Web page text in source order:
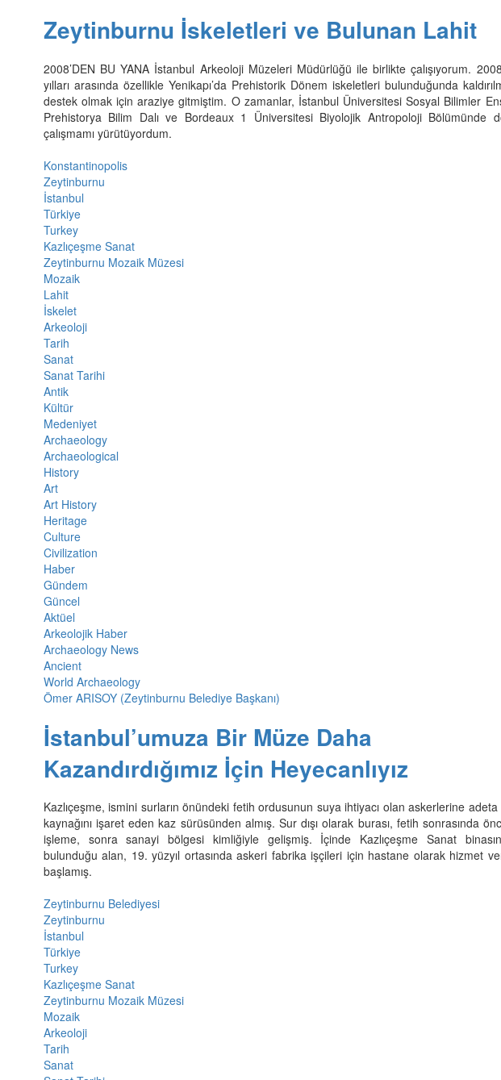
Zeytinburnu İskeletleri ve Bulunan Lahit
2008’DEN BU YANA İstanbul Arkeoloji Müzeleri Müdürlüğü ile birlikte çalışıyorum.
yılları arasında özellikle Yenikapı’da Prehistorik Dönem iskeletleri bulunduğunda
destek olmak için araziye gitmiştim. O zamanlar, İstanbul Üniversitesi Sosyal Bilimler
Prehistorya Bilim Dalı ve Bordeaux 1 Üniversitesi Biyolojik Antropoloji Bölümünde
çalışmamı yürütüyordum.
Konstantinopolis
Zeytinburnu
İstanbul
Türkiye
Turkey
Kazlıçeşme Sanat
Zeytinburnu Mozaik Müzesi
Mozaik
Lahit
İskelet
Arkeoloji
Tarih
Sanat
Sanat Tarihi
Antik
Kültür
Medeniyet
Archaeology
Archaeological
History
Art
Art History
Heritage
Culture
Civilization
Haber
Gündem
Güncel
Aktüel
Arkeolojik Haber
Archaeology News
Ancient
World Archaeology
Ömer ARISOY (Zeytinburnu Belediye Başkanı)
İstanbul’umuza Bir Müze Daha
Kazandırdığımız İçin Heyecanlıyız
Kazlıçeşme, ismini surların önündeki fetih ordusunun suya ihtiyacı olan askerlerine adeta
kaynağını işaret eden kaz sürüsünden almış. Sur dışı olarak burası, fetih sonrasında
işleme, sonra sanayi bölgesi kimliğiyle gelişmiş. İçinde Kazlıçeşme Sanat
bulunduğu alan, 19. yüzyıl ortasında askeri fabrika işçileri için hastane olarak hizmet
başlamış.
Zeytinburnu Belediyesi
Zeytinburnu
İstanbul
Türkiye
Turkey
Kazlıçeşme Sanat
Zeytinburnu Mozaik Müzesi
Mozaik
Arkeoloji
Tarih
Sanat